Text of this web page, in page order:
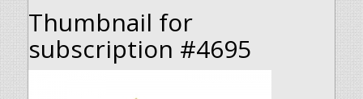
Thumbnail for
subscription #4695